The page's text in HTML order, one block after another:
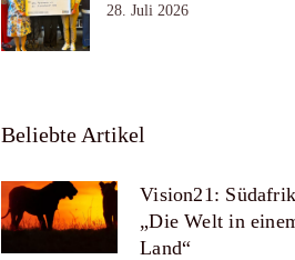
28. Juli 2026
Beliebte Artikel
Vision21:
„Die Welt in
Land“